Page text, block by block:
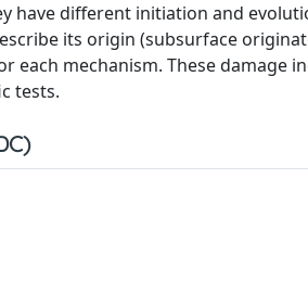
have different initiation and
its origin (subsurface
mechanism. These damage
tests.